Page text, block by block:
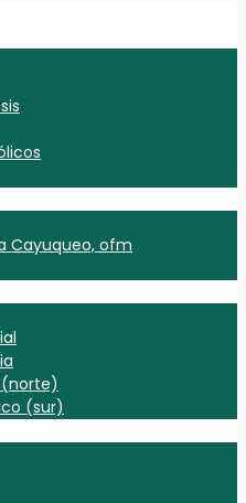
Cayuqueo, ofm
(sur)